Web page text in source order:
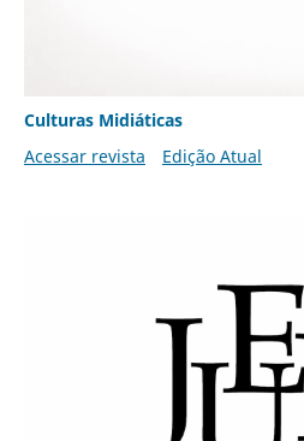
Culturas Midiáticas
Acessar revista
Edição Atual